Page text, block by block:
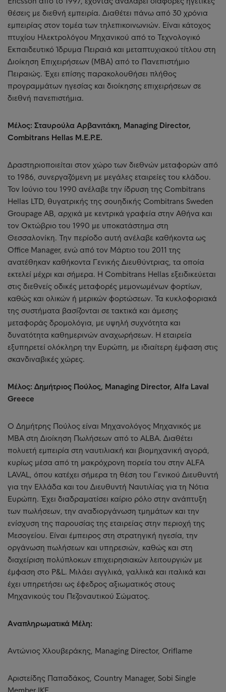
θέσεις με διεθνή εμπειρία. Διαθέτει πάνω από 30 χρόνια
εμπειρίας στον τομέα των τηλεπικοινωνιών. Είναι κάτοχος
πτυχίου Ηλεκτρολόγου Μηχανικού από το Τεχνολογικό
Εκπαιδευτικό Ίδρυμα Πειραιά και μεταπτυχιακού τίτλου στη
Διοίκηση Επιχειρήσεων (MBA) από το Πανεπιστήμιο
Πειραιώς. Έχει επίσης παρακολουθήσει πλήθος
προγραμμάτων ηγεσίας και διοίκησης επιχειρήσεων σε
διεθνή πανεπιστήμια.
Μέλος: Σταυρούλα Αρβανιτάκη, Managing Director,
Combitrans Hellas M.E.P.E.
Δραστηριοποιείται στον χώρο των διεθνών μεταφορών από
το 1986, συνεργαζόμενη με μεγάλες εταιρείες του κλάδου.
Τον Ιούνιο του 1990 ανέλαβε την ίδρυση της Combitrans
Hellas LTD, θυγατρικής της σουηδικής Combitrans Sweden
Groupage AB, αρχικά με κεντρικά γραφεία στην Αθήνα και
τον Οκτώβριο του 1990 με υποκατάστημα στη
Θεσσαλονίκη. Την περίοδο αυτή ανέλαβε καθήκοντα ως
Office Manager, ενώ από τον Μάρτιο του 2011 της
ανατέθηκαν καθήκοντα Γενικής Διευθύντριας, τα οποία
εκτελεί μέχρι και σήμερα. Η Combitrans Hellas εξειδικεύεται
στις διεθνείς οδικές μεταφορές μεμονωμένων φορτίων,
καθώς και ολικών ή μερικών φορτώσεων. Τα κυκλοφοριακά
της συστήματα βασίζονται σε τακτικά και άμεσης
μεταφοράς δρομολόγια, με υψηλή συχνότητα και
δυνατότητα καθημερινών αναχωρήσεων. Η εταιρεία
εξυπηρετεί ολόκληρη την Ευρώπη, με ιδιαίτερη έμφαση στις
σκανδιναβικές χώρες.
Μέλος: Δημήτριος Πούλος, Managing Director, Alfa Laval
Greece
Ο Δημήτρης Πούλος είναι Μηχανολόγος Μηχανικός με
MBA στη Διοίκηση Πωλήσεων από το ALBA. Διαθέτει
πολυετή εμπειρία στη ναυτιλιακή και βιομηχανική αγορά,
κυρίως μέσα από τη μακρόχρονη πορεία του στην ALFA
LAVAL, όπου κατέχει σήμερα τη θέση του Γενικού Διευθυντή
για την Ελλάδα και του Διευθυντή Ναυτιλίας για τη Νότια
Ευρώπη. Έχει διαδραματίσει καίριο ρόλο στην ανάπτυξη
των πωλήσεων, την αναδιοργάνωση τμημάτων και την
ενίσχυση της παρουσίας της εταιρείας στην περιοχή της
Μεσογείου. Είναι έμπειρος στη στρατηγική ηγεσία, την
οργάνωση πωλήσεων και υπηρεσιών, καθώς και στη
διαχείριση πολύπλοκων επιχειρησιακών λειτουργιών με
έμφαση στο P&L. Μιλάει αγγλικά, γαλλικά και ιταλικά και
έχει υπηρετήσει ως έφεδρος αξιωματικός στους
Μηχανικούς του Πεζοναυτικού Σώματος.
Aναπληρωματικά Μέλη:
Αντώνιος Χλουβεράκης, Managing Director, Oriflame
Αριστείδης Παπαδάκος, Country Manager, Sobi Single